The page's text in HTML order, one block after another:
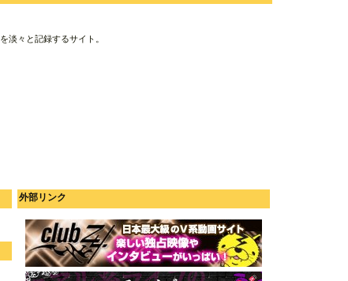
淡々と記録するサイト。
外部リンク